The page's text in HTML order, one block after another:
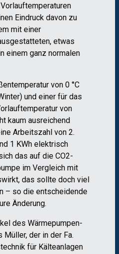
Eindruck davon zu
mit einer
etwas
einem ganz normalen
von 0 °C
und einer für das
von
kaum ausreichend
Arbeitszahl von 2.
1 KWh elektrisch
das auf die CO2-
im Vergleich mit
das sollte doch viel
– so die entscheidende
Änderung.
des Wärmepumpen-
Müller, der in der Fa.
für Kälteanlagen